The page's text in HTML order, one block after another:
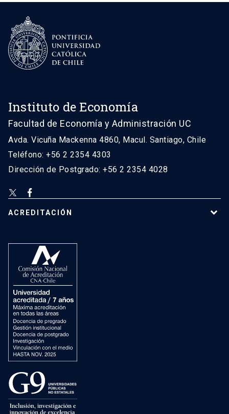
Instituto de Economía
Facultad de Economía y Administración UC
Avda. Vicuña Mackenna 4860, Macul. Santiago, Chile
Teléfono: +56 2 2354 4303
Dirección de Postgrado: +56 2 2354 4028
ACREDITACIÓN